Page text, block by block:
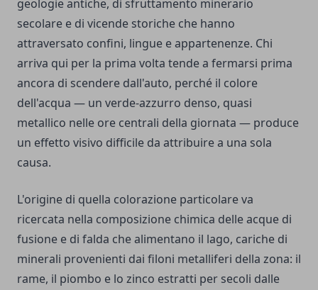
geologie antiche, di sfruttamento minerario
secolare e di vicende storiche che hanno
attraversato confini, lingue e appartenenze. Chi
arriva qui per la prima volta tende a fermarsi prima
ancora di scendere dall'auto, perché il colore
dell'acqua — un verde-azzurro denso, quasi
metallico nelle ore centrali della giornata — produce
un effetto visivo difficile da attribuire a una sola
causa.
L'origine di quella colorazione particolare va
ricercata nella composizione chimica delle acque di
fusione e di falda che alimentano il lago, cariche di
minerali provenienti dai filoni metalliferi della zona: il
rame, il piombo e lo zinco estratti per secoli dalle